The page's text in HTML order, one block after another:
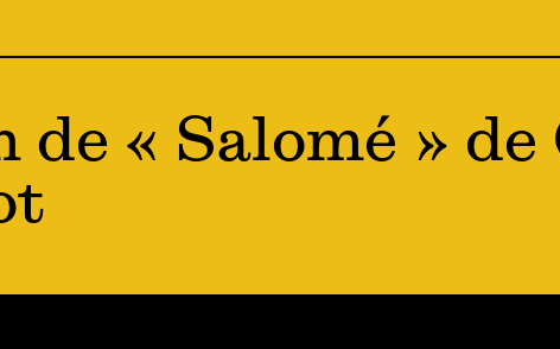
de « Salomé » de